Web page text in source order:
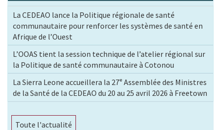
La CEDEAO lance la Politique régionale de santé
communautaire pour renforcer les systèmes de santé en
Afrique de l’Ouest
L’OOAS tient la session technique de l’atelier régional sur
la Politique de santé communautaire à Cotonou
La Sierra Leone accueillera la 27ᵉ Assemblée des Ministres
de la Santé de la CEDEAO du 20 au 25 avril 2026 à Freetown
Toute l'actualité